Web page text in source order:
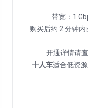
带宽：1
购买后约 2 分钟
十人车适合低资